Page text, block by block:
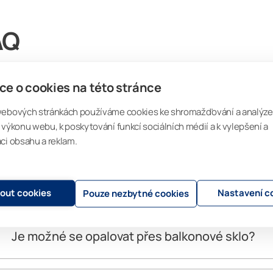
o cookies na této stránce
stránkách používáme cookies ke shromažďování a
webu, k poskytování funkcí sociálních médií a k vylepšení a
obsahu a reklam.
cookies Pouze nezbytné cookies Nastavení
více o našich produktech a postupech v sekci často kladených otázek.
naši konzultanti.
otázky a odpovědi
Je možné se opalovat přes balkonové sklo?
zavřenými skly.